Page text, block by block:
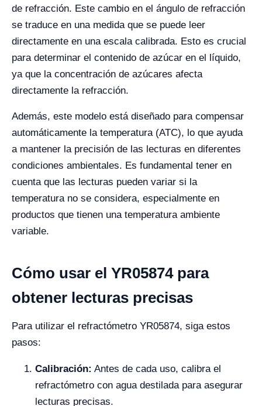
de refracción. Este cambio en el ángulo de refracción
se traduce en una medida que se puede leer
directamente en una escala calibrada. Esto es crucial
para determinar el contenido de azúcar en el líquido,
ya que la concentración de azúcares afecta
directamente la refracción.
Además, este modelo está diseñado para compensar
automáticamente la temperatura (ATC), lo que ayuda
a mantener la precisión de las lecturas en diferentes
condiciones ambientales. Es fundamental tener en
cuenta que las lecturas pueden variar si la
temperatura no se considera, especialmente en
productos que tienen una temperatura ambiente
variable.
Cómo usar el YR05874 para
obtener lecturas precisas
Para utilizar el refractómetro YR05874, siga estos
pasos:
Calibración: Antes de cada uso, calibra el
refractómetro con agua destilada para asegurar
lecturas precisas.